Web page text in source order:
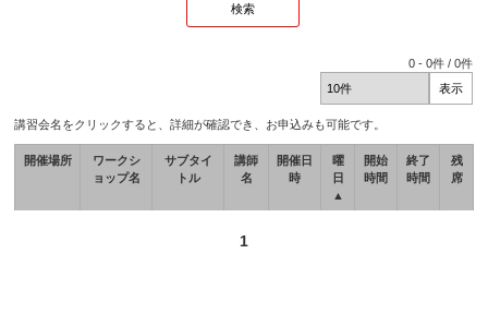
0 -0件 /0件
講習会名をクリックすると、詳細が確認でき、お申込みも可能です。
開催場所
ワークシ
ョップ名
サブタイ
トル
講師
名
開催日
時
曜
日
▲
開始
時間
終了
時間
残
席
1